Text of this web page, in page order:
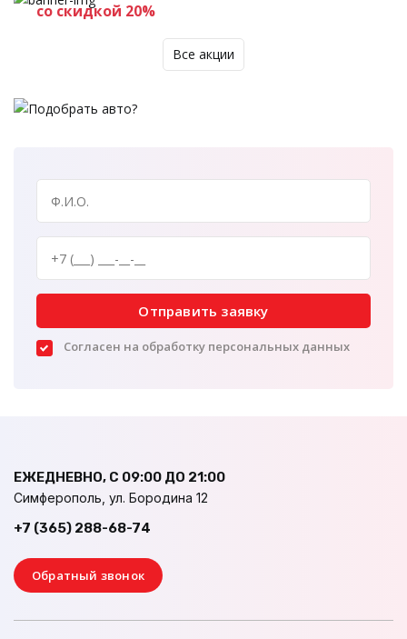
со скидкой 20%
Все акции
Отправить заявку
Согласен на обработку персональных данных
ЕЖЕДНЕВНО, С 09:00 ДО 21:00
Симферополь, ул. Бородина 12
+7 (365) 288-68-74
Обратный звонок